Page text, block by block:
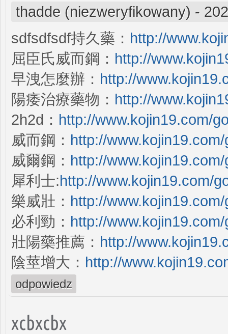
thadde (niezweryfikowany) -
sdfsdfsdf持久藥： http://
屈臣氏威而鋼： http://
早洩怎麼辦： http://
陽痿治療藥物： http://
2h2d： http://www.kojin19.com/
威而鋼： http://
威爾鋼： http://
犀利士:http://www.kojin19.com/
樂威壯： http://
必利勁： http://
壯陽藥推薦： http://
陰莖增大： http://
odpowiedz
xcbxcbx